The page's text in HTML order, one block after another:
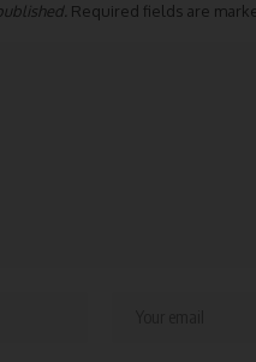
Required fields are